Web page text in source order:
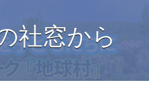
社窓から